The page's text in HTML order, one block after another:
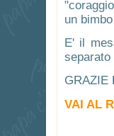
un
E' il
separato
GRAZIE
VAI AL